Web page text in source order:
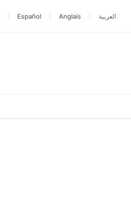
Español Anglais العربية